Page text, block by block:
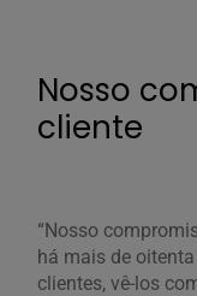
Nosso
cliente
“Nosso
há mais de
clientes, vê-los